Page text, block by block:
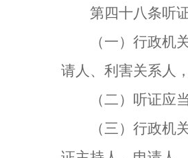
第四十八条听证
（一）行政机关
请人、利害关系人
（二）听证应当
（三）行政机关